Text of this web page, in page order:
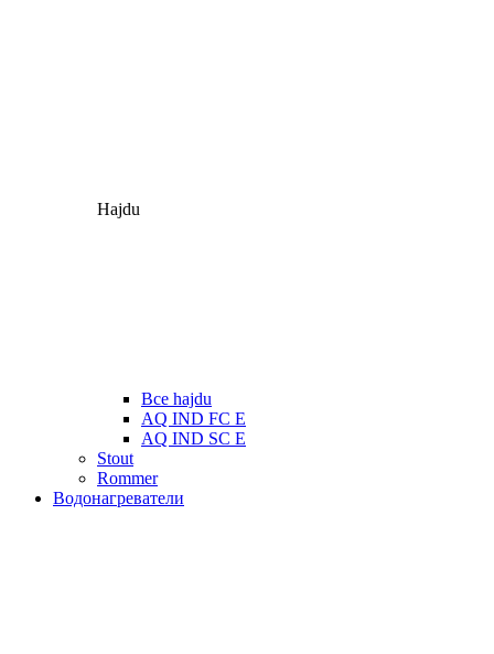
Hajdu
Все hajdu
AQ IND FC E
AQ IND SC E
Stout
Rommer
Водонагреватели